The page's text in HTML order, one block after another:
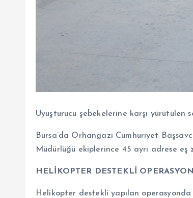
Uyuşturucu şebekelerine karşı
Bursa’da Orhangazi Cumhuriyet
Müdürlüğü ekiplerince 45 ayrı adrese eş
HELİKOPTER DESTEKLİ OPERASYON
Helikopter destekli yapılan operasyonda